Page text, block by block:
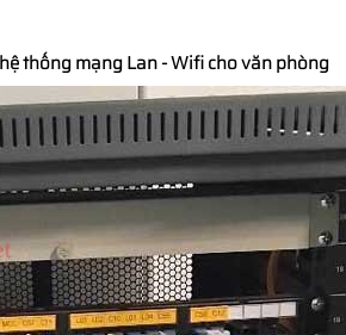
thống mạng Lan - Wifi cho văn phòng